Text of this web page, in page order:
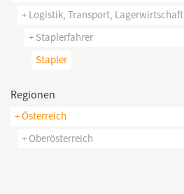
+ Logistik, Transport, Lagerwirtschaft
+ Staplerfahrer
Stapler
Regionen
+ Österreich
+ Oberösterreich